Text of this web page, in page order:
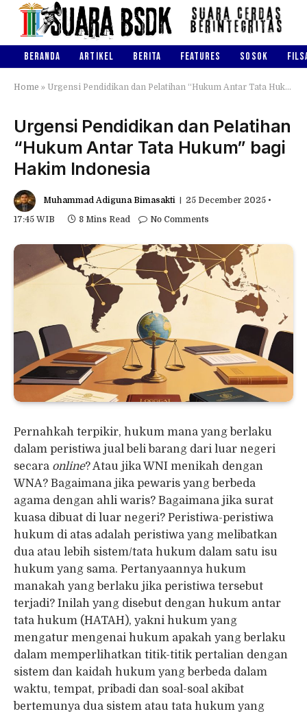
BERANDA ARTIKEL BERITA FEATURES SOSOK
Home » Urgensi Pendidikan dan Pelatihan “Hukum Antar Tata Hukum” bagi Hakim Indonesia
Urgensi Pendidikan dan Pelatihan
“Hukum Antar Tata Hukum” bagi
Hakim Indonesia
Muhammad Adiguna Bimasakti
25 December 2025 •
17:45 WIB
8 Mins Read No Comments
Pernahkah terpikir, hukum mana yang berlaku
dalam peristiwa jual beli barang dari luar negeri
secara online? Atau jika WNI menikah dengan
WNA? Bagaimana jika pewaris yang berbeda
agama dengan ahli waris? Bagaimana jika surat
kuasa dibuat di luar negeri? Peristiwa-peristiwa
hukum di atas adalah peristiwa yang melibatkan
dua atau lebih sistem/tata hukum dalam satu isu
hukum yang sama. Pertanyaannya hukum
manakah yang berlaku jika peristiwa tersebut
terjadi? Inilah yang disebut dengan hukum antar
tata hukum (HATAH), yakni hukum yang
mengatur mengenai hukum apakah yang berlaku
dalam memperlihatkan titik-titik pertalian dengan
sistem dan kaidah hukum yang berbeda dalam
waktu, tempat, pribadi dan soal-soal akibat
bertemunya dua sistem atau tata hukum yang